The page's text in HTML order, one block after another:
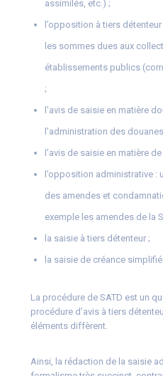
assimilés, etc.) ;
l’opposition à tiers
les sommes dues aux
établissements publics
;
l’avis de saisie en matière
l’administration des
l’avis de saisie en matière
l’opposition administrative :
des amendes et
exemple les amendes de la
la saisie à tiers détenteur ;
la saisie de créance
La procédure de SATD est un
procédure d’avis à tiers
éléments diffèrent.
Ainsi, la rédaction de la saisie